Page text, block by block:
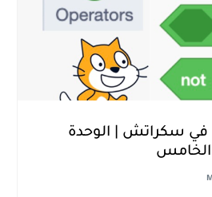
في سكراتش | الوحدة
الخامس